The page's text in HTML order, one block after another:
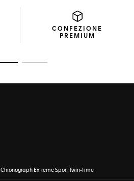
di manifattura, che offre
di 80 ore. Il simbolo della
richiama il legame di TAG
negli sport motoristici.
CONFEZIONE
PREMIUM
Chronograph Extreme Sport Twin-Time